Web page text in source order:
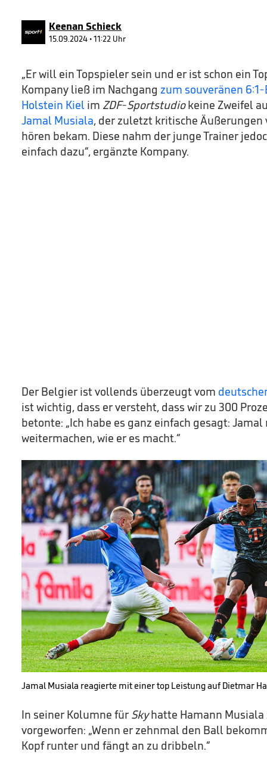
Keenan Schieck
15.09.2024 • 11:22 Uhr
„Er will ein Topspieler sein und er ist schon ein
Kompany ließ im Nachgang zum souveränen
Holstein Kiel im ZDF-Sportstudiokeine Zweifel
Jamal Musiala, der zuletzt kritische Äußerungen
hören bekam. Diese nahm der junge Trainer
einfach dazu“, ergänzte Kompany.
Der Belgier ist vollends überzeugt vom
ist wichtig, dass er versteht, dass wir zu 300
betonte: „Ich habe es ganz einfach gesagt:
weitermachen, wie er es macht.“
Jamal Musiala reagierte mit einer top Leistung auf Dietmar
In seiner Kolumne für Skyhatte Hamann
vorgeworfen: „Wenn er zehnmal den Ball
Kopf runter und fängt an zu dribbeln.“